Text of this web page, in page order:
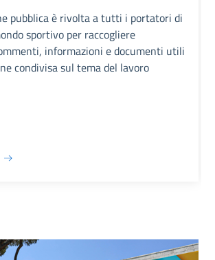
pubblica è rivolta a tutti i portatori di
sportivo per raccogliere
informazioni e documenti utili
condivisa sul tema del lavoro